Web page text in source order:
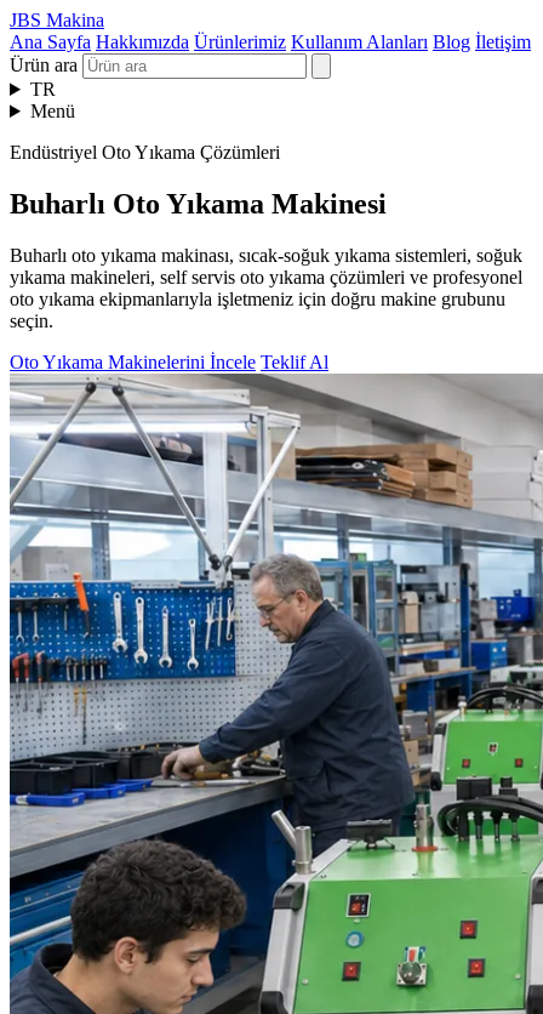
JBS Makina
Ana Sayfa Hakkımızda Ürünlerimiz Kullanım Alanları Blog İletişim
Ürün ara
TR
Menü
Endüstriyel Oto Yıkama Çözümleri
Buharlı Oto Yıkama Makinesi
Buharlı oto yıkama makinası, sıcak-soğuk yıkama sistemleri, soğuk
yıkama makineleri, self servis oto yıkama çözümleri ve profesyonel
oto yıkama ekipmanlarıyla işletmeniz için doğru makine grubunu
seçin.
Oto Yıkama Makinelerini İncele Teklif Al